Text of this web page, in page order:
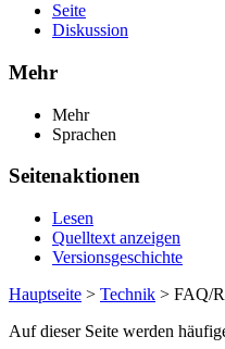
Seite
Diskussion
Mehr
Mehr
Sprachen
Seitenaktionen
Lesen
Quelltext anzeigen
Versionsgeschichte
Hauptseite > Technik > FAQ/
Auf dieser Seite werden